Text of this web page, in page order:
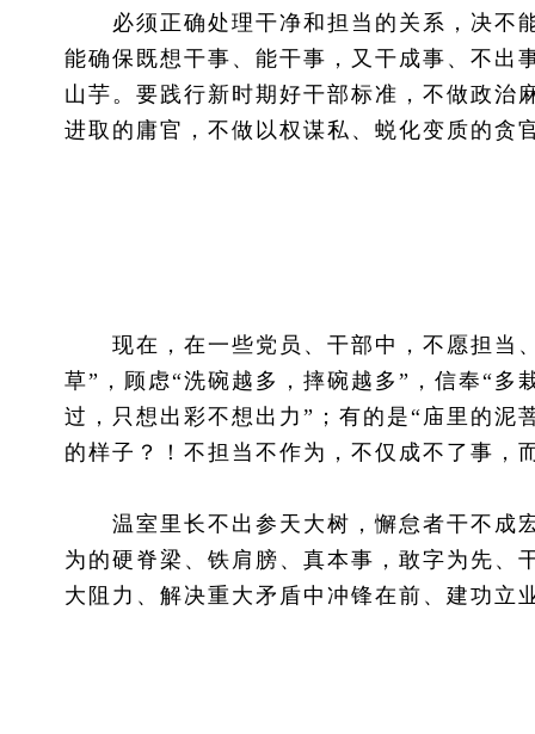
必须正确处理干净和担当的关系，决不能
能确保既想干事、能干事，又干成事、不出
山芋。要践行新时期好干部标准，不做政治
进取的庸官，不做以权谋私、蜕化变质的贪
现在，在一些党员、干部中，不愿担当、
草”，顾虑“洗碗越多，摔碗越多”，信奉“多
过，只想出彩不想出力”；有的是“庙里的泥
的样子？！不担当不作为，不仅成不了事，
温室里长不出参天大树，懈怠者干不成宏
为的硬脊梁、铁肩膀、真本事，敢字为先、
大阻力、解决重大矛盾中冲锋在前、建功立